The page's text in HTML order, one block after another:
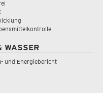
WASSER
und Energiebericht